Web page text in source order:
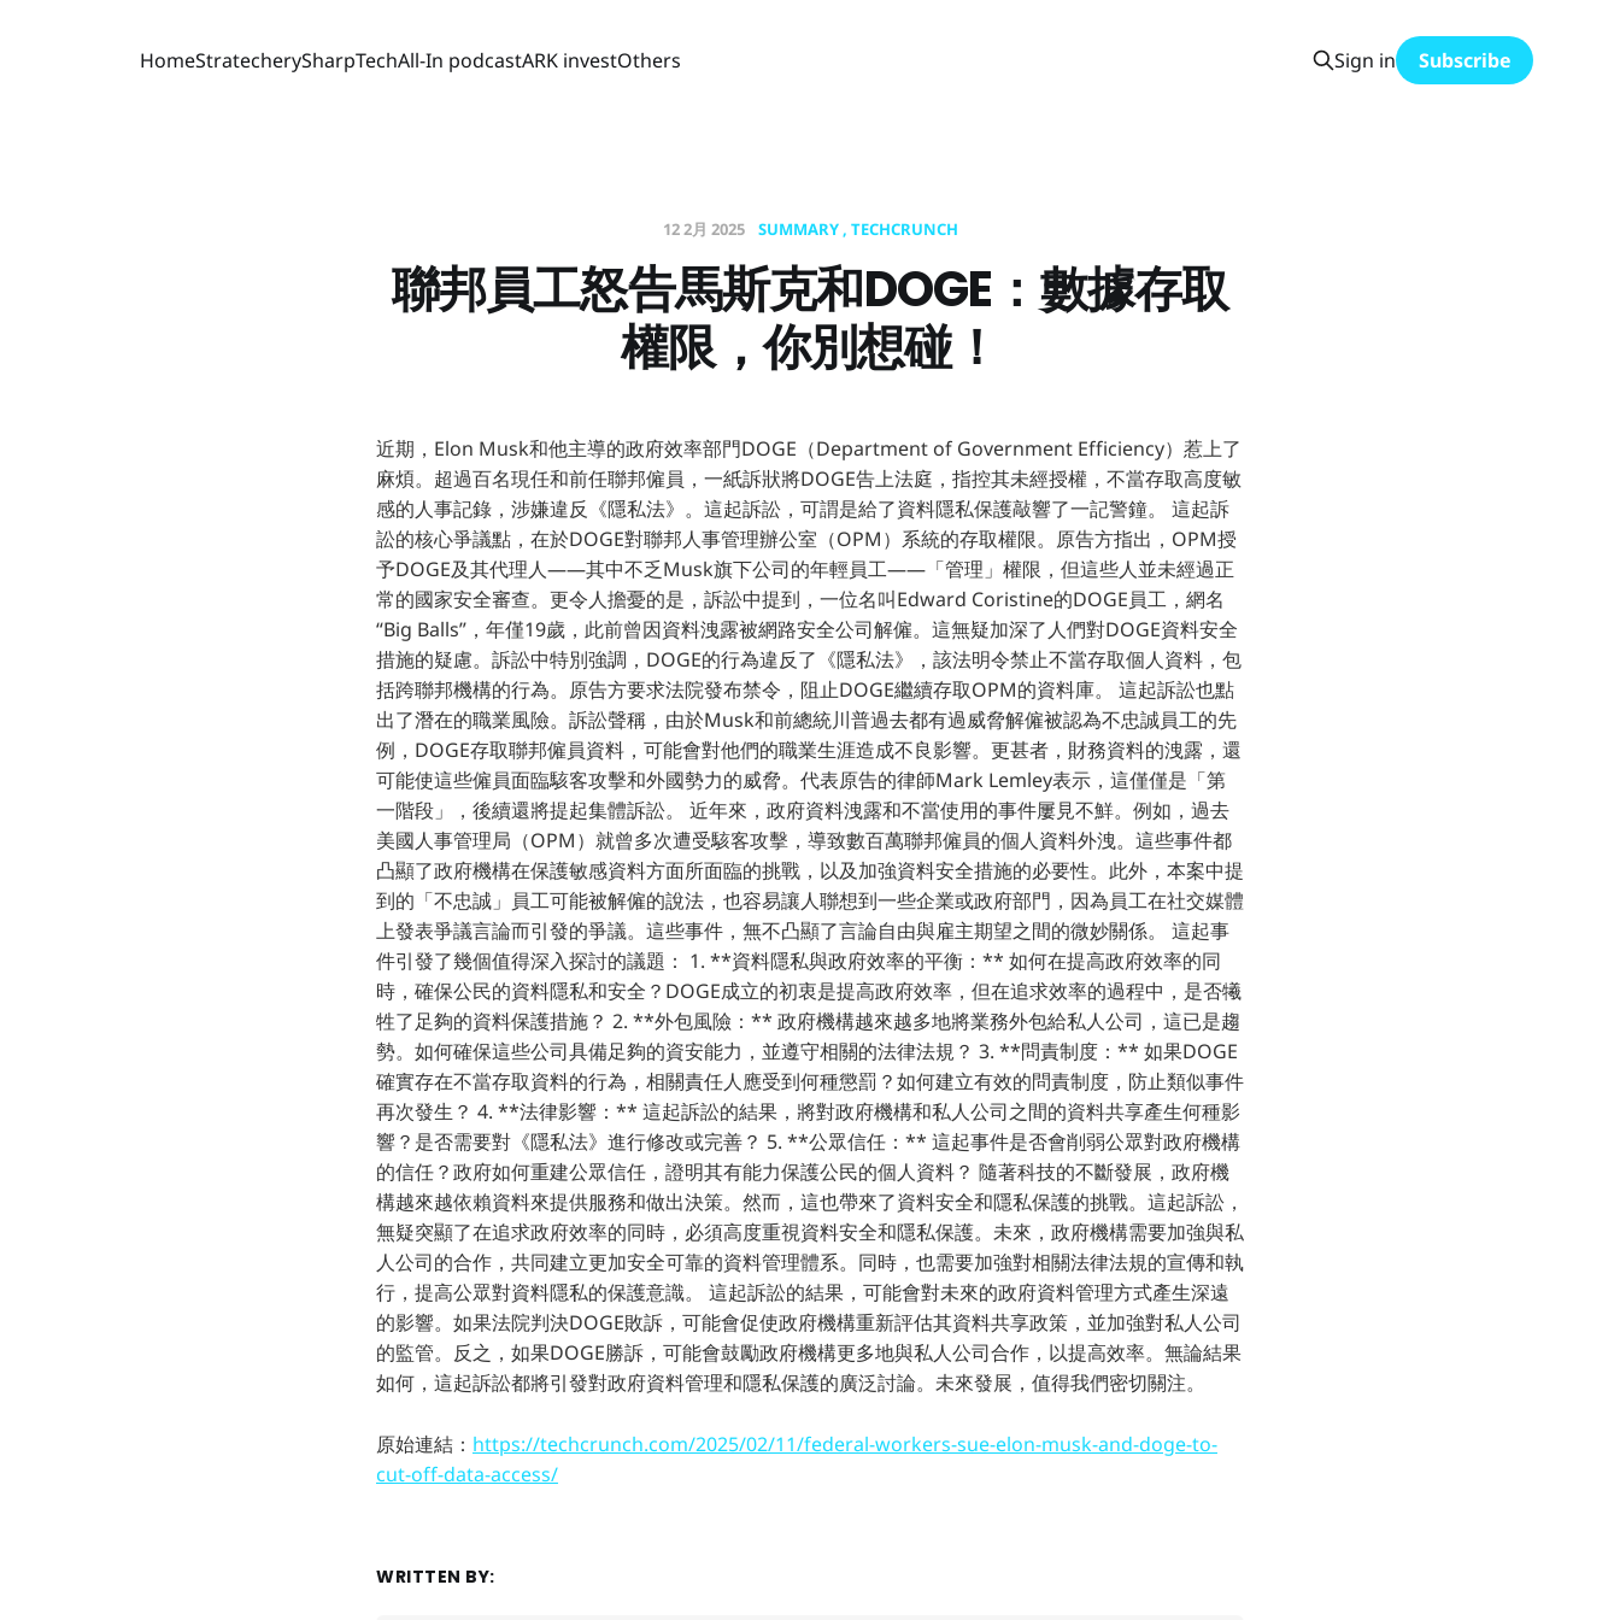
HomeStratecherySharpTechAll-In podcastARK investOthers Sign in Subscribe
12 2月 2025 SUMMARY TECHCRUNCH
聯邦員工怒告馬斯克和DOGE：數據存取
權限，你別想碰！
近期，Elon Musk和他主導的政府效率部門DOGE（Department of Government Efficiency）惹上了
麻煩。超過百名現任和前任聯邦僱員，一紙訴狀將DOGE告上法庭，指控其未經授權，不當存取高度敏
感的人事記錄，涉嫌違反《隱私法》。這起訴訟，可謂是給了資料隱私保護敲響了一記警鐘。 這起訴
訟的核心爭議點，在於DOGE對聯邦人事管理辦公室（OPM）系統的存取權限。原告方指出，OPM授
予DOGE及其代理人——其中不乏Musk旗下公司的年輕員工——「管理」權限，但這些人並未經過正
常的國家安全審查。更令人擔憂的是，訴訟中提到，一位名叫Edward Coristine的DOGE員工，網名
“Big Balls”，年僅19歲，此前曾因資料洩露被網路安全公司解僱。這無疑加深了人們對DOGE資料安全
措施的疑慮。訴訟中特別強調，DOGE的行為違反了《隱私法》，該法明令禁止不當存取個人資料，包
括跨聯邦機構的行為。原告方要求法院發布禁令，阻止DOGE繼續存取OPM的資料庫。 這起訴訟也點
出了潛在的職業風險。訴訟聲稱，由於Musk和前總統川普過去都有過威脅解僱被認為不忠誠員工的先
例，DOGE存取聯邦僱員資料，可能會對他們的職業生涯造成不良影響。更甚者，財務資料的洩露，還
可能使這些僱員面臨駭客攻擊和外國勢力的威脅。代表原告的律師Mark Lemley表示，這僅僅是「第
一階段」，後續還將提起集體訴訟。 近年來，政府資料洩露和不當使用的事件屢見不鮮。例如，過去
美國人事管理局（OPM）就曾多次遭受駭客攻擊，導致數百萬聯邦僱員的個人資料外洩。這些事件都
凸顯了政府機構在保護敏感資料方面所面臨的挑戰，以及加強資料安全措施的必要性。此外，本案中提
到的「不忠誠」員工可能被解僱的說法，也容易讓人聯想到一些企業或政府部門，因為員工在社交媒體
上發表爭議言論而引發的爭議。這些事件，無不凸顯了言論自由與雇主期望之間的微妙關係。 這起事
件引發了幾個值得深入探討的議題： 1. **資料隱私與政府效率的平衡：** 如何在提高政府效率的同
時，確保公民的資料隱私和安全？DOGE成立的初衷是提高政府效率，但在追求效率的過程中，是否犧
牲了足夠的資料保護措施？ 2. **外包風險：** 政府機構越來越多地將業務外包給私人公司，這已是趨
勢。如何確保這些公司具備足夠的資安能力，並遵守相關的法律法規？ 3. **問責制度：** 如果DOGE
確實存在不當存取資料的行為，相關責任人應受到何種懲罰？如何建立有效的問責制度，防止類似事件
再次發生？ 4. **法律影響：** 這起訴訟的結果，將對政府機構和私人公司之間的資料共享產生何種影
響？是否需要對《隱私法》進行修改或完善？ 5. **公眾信任：** 這起事件是否會削弱公眾對政府機構
的信任？政府如何重建公眾信任，證明其有能力保護公民的個人資料？ 隨著科技的不斷發展，政府機
構越來越依賴資料來提供服務和做出決策。然而，這也帶來了資料安全和隱私保護的挑戰。這起訴訟，
無疑突顯了在追求政府效率的同時，必須高度重視資料安全和隱私保護。未來，政府機構需要加強與私
人公司的合作，共同建立更加安全可靠的資料管理體系。同時，也需要加強對相關法律法規的宣傳和執
行，提高公眾對資料隱私的保護意識。 這起訴訟的結果，可能會對未來的政府資料管理方式產生深遠
的影響。如果法院判決DOGE敗訴，可能會促使政府機構重新評估其資料共享政策，並加強對私人公司
的監管。反之，如果DOGE勝訴，可能會鼓勵政府機構更多地與私人公司合作，以提高效率。無論結果
如何，這起訴訟都將引發對政府資料管理和隱私保護的廣泛討論。未來發展，值得我們密切關注。
原始連結： https://techcrunch.com/2025/02/11/federal-workers-sue-elon-musk-and-doge-to-
cut-off-data-access/
WRITTEN BY: